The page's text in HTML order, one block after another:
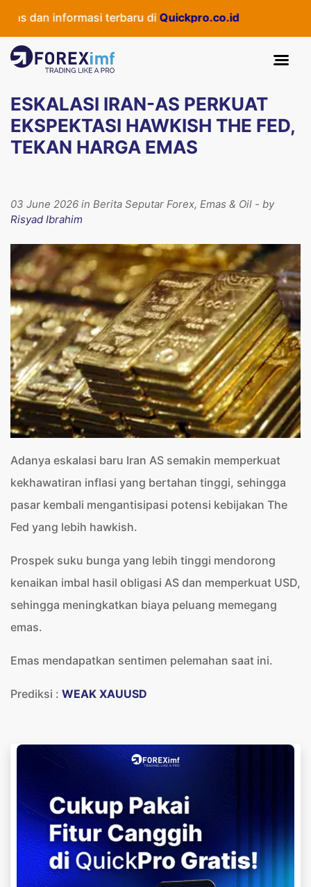
dan informasi terbaru di Quickpro.co.id
ESKALASI IRAN-AS PERKUAT
EKSPEKTASI HAWKISH THE FED,
TEKAN HARGA EMAS
03 June 2026 in Berita Seputar Forex, Emas & Oil - by
Risyad Ibrahim
Adanya eskalasi baru Iran AS semakin memperkuat
kekhawatiran inflasi yang bertahan tinggi, sehingga
pasar kembali mengantisipasi potensi kebijakan The
Fed yang lebih hawkish.
Prospek suku bunga yang lebih tinggi mendorong
kenaikan imbal hasil obligasi AS dan memperkuat USD,
sehingga meningkatkan biaya peluang memegang
emas.
Emas mendapatkan sentimen pelemahan saat ini.
Prediksi : WEAK XAUUSD